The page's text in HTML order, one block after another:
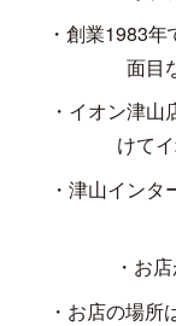
・創業1983年
面目
・イオン津
けて
・津山イン
・お
・お店の場所